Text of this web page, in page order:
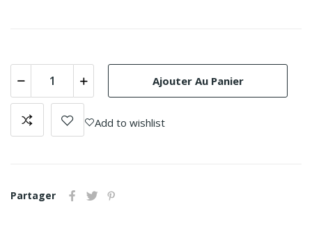
Ajouter Au Panier
Add to wishlist
Partager